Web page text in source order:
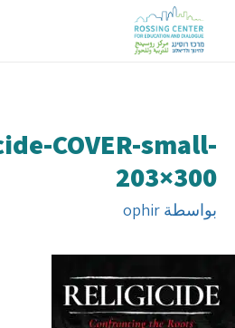
COVER-small-
203×300
بواسطة ophir